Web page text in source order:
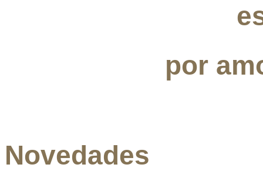
por
Novedades